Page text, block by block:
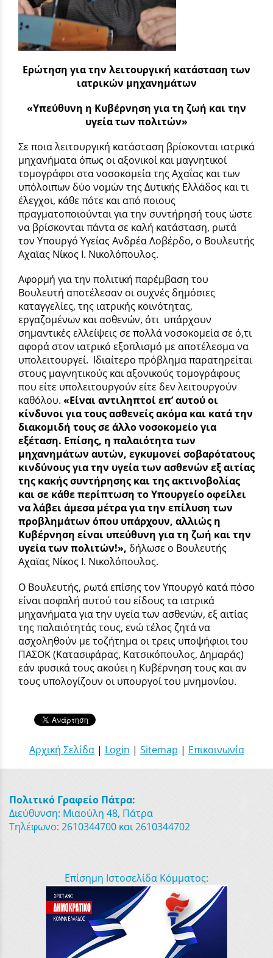
Ερώτηση για την λειτουργική κατάσταση των
ιατρικών μηχανημάτων
«Υπεύθυνη η Κυβέρνηση για τη ζωή και την
υγεία των πολιτών»
Σε ποια λειτουργική κατάσταση βρίσκονται ιατρικά
μηχανήματα όπως οι αξονικοί και μαγνητικοί
τομογράφοι στα νοσοκομεία της Αχαΐας και των
υπόλοιπων δύο νομών της Δυτικής Ελλάδος και τι
έλεγχοι, κάθε πότε και από ποιους
πραγματοποιούνται για την συντήρησή τους ώστε
να βρίσκονται πάντα σε καλή κατάσταση, ρωτά
τον Υπουργό Υγείας Ανδρέα Λοβέρδο, ο Βουλευτής
Αχαϊας Νίκος Ι. Νικολόπουλος.
Αφορμή για την πολιτική παρέμβαση του
Βουλευτή αποτέλεσαν οι συχνές δημόσιες
καταγγελίες, της ιατρικής κοινότητας,
εργαζομένων και ασθενών, ότι υπάρχουν
σημαντικές ελλείψεις σε πολλά νοσοκομεία σε ό,τι
αφορά στον ιατρικό εξοπλισμό με αποτέλεσμα να
υπολειτουργεί. Ιδιαίτερο πρόβλημα παρατηρείται
στους μαγνητικούς και αξονικούς τομογράφους
που είτε υπολειτουργούν είτε δεν λειτουργούν
καθόλου. «Είναι αντιληπτοί επ’ αυτού οι
κίνδυνοι για τους ασθενείς ακόμα και κατά την
διακομιδή τους σε άλλο νοσοκομείο για
εξέταση. Επίσης, η παλαιότητα των
μηχανημάτων αυτών, εγκυμονεί σοβαρότατους
κινδύνους για την υγεία των ασθενών εξ αιτίας
της κακής συντήρησης και της ακτινοβολίας
και σε κάθε περίπτωση το Υπουργείο οφείλει
να λάβει άμεσα μέτρα για την επίλυση των
προβλημάτων όπου υπάρχουν, αλλιώς η
Κυβέρνηση είναι υπεύθυνη για τη ζωή και την
υγεία των πολιτών!», δήλωσε ο Βουλευτής
Αχαϊας Νίκος Ι. Νικολόπουλος.
Ο Βουλευτής, ρωτά επίσης τον Υπουργό κατά πόσο
είναι ασφαλή αυτού του είδους τα ιατρικά
μηχανήματα για την υγεία των ασθενών, εξ αιτίας
της παλαιότητάς τους, ενώ τέλος ζητά να
ασχοληθούν με τοζήτημα οι τρεις υποψήφιοι του
ΠΑΣΟΚ (Κατασιφάρας, Κατσικόπουλος, Δημαράς)
εάν φυσικά τους ακούει η Κυβέρνηση τους και αν
τους υπολογίζουν οι υπουργοί του μνημονίου.
Αρχική Σελίδα| Login | Sitemap | Επικοινωνία
Πολιτικό Γραφείο Πάτρα:
Διεύθυνση: Μιαούλη 48, Πάτρα
Τηλέφωνο: 2610344700 και 2610344702
Επίσημη Ιστοσελίδα Κόμματος: